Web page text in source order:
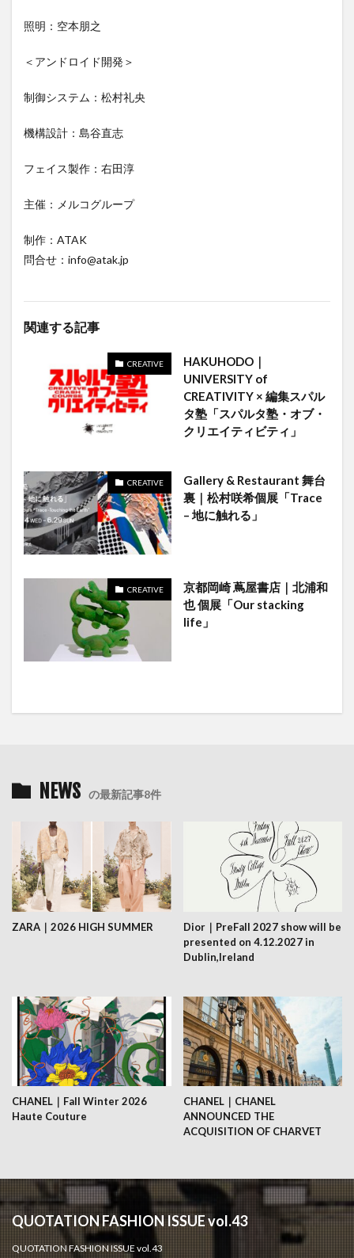
照明：空本朋之
＜アンドロイド開発＞
制御システム：松村礼央
機構設計：島谷直志
フェイス製作：右田淳
主催：メルコグループ
制作：ATAK
問合せ：info@atak.jp
関連する記事
CREATIVE
HAKUHODO｜
UNIVERSITY of
CREATIVITY × 編集スパル
タ塾「スパルタ塾・オブ・
クリエイティビティ」
CREATIVE
Gallery & Restaurant 舞台
裏｜松村咲希個展「Trace
– 地に触れる」
CREATIVE
京都岡崎 蔦屋書店｜北浦和
也 個展「Our stacking
life」
NEWS の最新記事8件
ZARA｜2026 HIGH SUMMER
Dior｜PreFall 2027 show will be
presented on 4.12.2027 in
Dublin,Ireland
CHANEL｜Fall Winter 2026
Haute Couture
CHANEL｜CHANEL
ANNOUNCED THE
ACQUISITION OF CHARVET
QUOTATION FASHION ISSUE vol.43
QUOTATION FASHION ISSUE vol.43